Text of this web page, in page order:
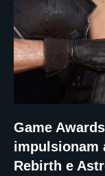
Game
impulsionam
Rebirth e